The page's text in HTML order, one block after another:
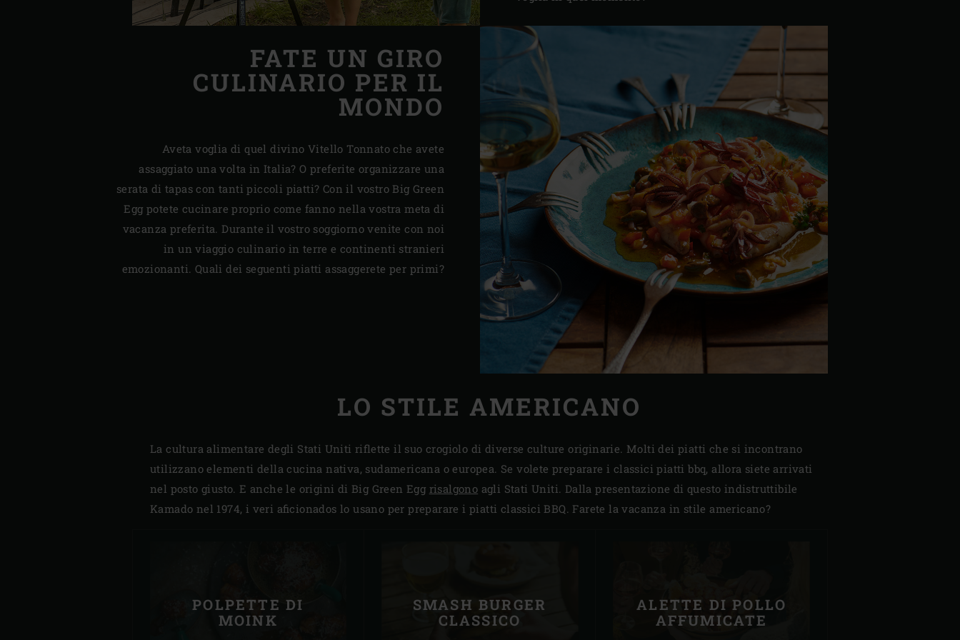
FATE UN GIRO
CULINARIO PER IL
MONDO
Aveta voglia di quel divino Vitello Tonnato che avete
assaggiato una volta in Italia? O preferite organizzare una
serata di tapas con tanti piccoli piatti? Con il vostro Big Green
Egg potete cucinare proprio come fanno nella vostra meta di
vacanza preferita. Durante il vostro soggiorno venite con noi
in un viaggio culinario in terre e continenti stranieri
emozionanti. Quali dei seguenti piatti assaggerete per primi?
LO STILE AMERICANO
La cultura alimentare degli Stati Uniti riflette il suo crogiolo di diverse culture originarie. Molti dei piatti che si incontrano
utilizzano elementi della cucina nativa, sudamericana o europea. Se volete preparare i classici piatti bbq, allora siete arrivati
nel posto giusto. E anche le origini di Big Green Egg risalgono agli Stati Uniti. Dalla presentazione di questo indistruttibile
Kamado nel 1974, i veri aficionados lo usano per preparare i piatti classici BBQ. Farete la vacanza in stile americano?
POLPETTE DI
MOINK
SMASH BURGER
CLASSICO
ALETTE DI POLLO
AFFUMICATE